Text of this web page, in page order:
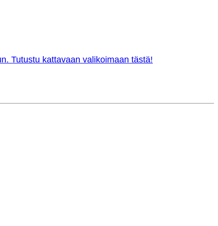
Tutustu kattavaan valikoimaan tästä!